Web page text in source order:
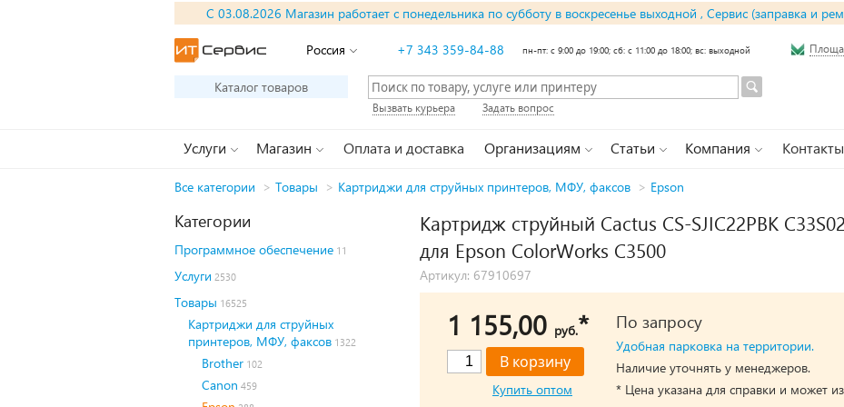
С 03.08.2026 Магазин работает с понедельника по субботу в воскресенье выходной , Сервис (заправка и
Россия +7 343 359-84-88 пн-пт: с 9:00 до 19:00; сб: с 11:00 до 18:00; вс: выходной
Каталог товаров
Вызвать курьера Задать вопрос
Услуги Магазин Оплата и доставка Организациям Статьи Компания Контакты
Все категории > Товары > Картриджи для струйных принтеров, МФУ, факсов > Epson
Категории
Программное обеспечение 11
Услуги 2530
Товары 16525
Картриджи для струйных
принтеров, МФУ, факсов 1322
Brother 102
Canon 459
Картридж струйный Cactus CS-SJIC22PBK
для Epson ColorWorks C3500
Артикул: 67910697
1 155,00 руб.*
Купить оптом
По запросу
Удобная парковка на территории.
Наличие уточнять у менеджеров.
* Цена указана для справки и может